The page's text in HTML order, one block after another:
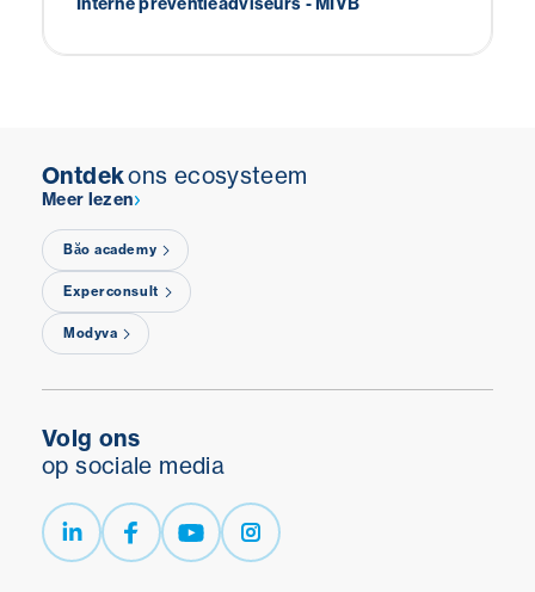
Ontdekons ecosysteem
Meer lezen
Băo academy
Experconsult
Modyva
Volg ons
op sociale media